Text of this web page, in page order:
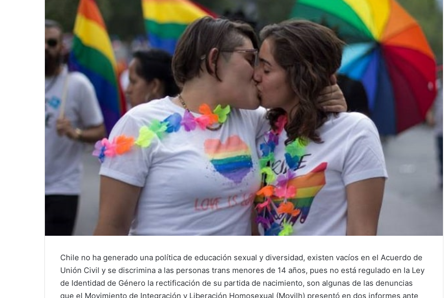
Chile no ha generado una política de educación sexual y diversidad, existen vacíos en el Acuerdo de
Unión Civil y se discrimina a las personas trans menores de 14 años, pues no está regulado en la Ley
de Identidad de Género la rectificación de su partida de nacimiento, son algunas de las denuncias
que el Movimiento de Integración y Liberación Homosexual (Movilh) presentó en dos informes ante